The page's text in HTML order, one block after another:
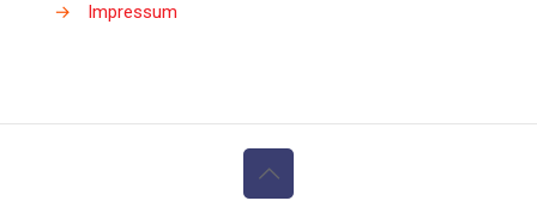
→
Impressum